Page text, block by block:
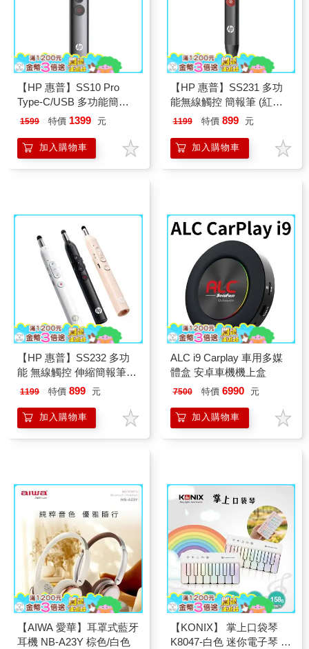
【HP 惠普】SS10 Pro
Type-C/USB 多功能簡報
筆 (紅光充電版）
1599 特價 1399 元
加入購物車
【HP 惠普】SS231 多功
能無線觸控 簡報筆 (紅光
充電版）
1199 特價 899 元
加入購物車
【HP 惠普】SS232 多功
能 無線觸控 伸縮簡報筆
(紅光充電版）
1199 特價 899 元
加入購物車
ALC i9 Carplay 車用多媒
體盒 安卓車機機上盒
7500 特價 6990 元
加入購物車
【AIWA 愛華】耳罩式藍牙
耳機 NB-A23Y 棕色/白色
【KONIX】 掌上口袋琴
K8047-白色 迷你電子琴 學